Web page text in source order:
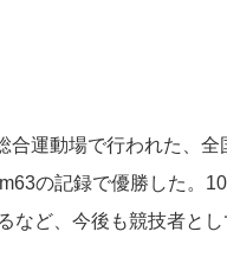
合運動場で行われた、
の記録で優勝した。
など、今後も競技者と